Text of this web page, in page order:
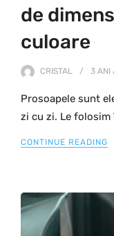
de
culoare
CRISTAL 3 ANI
Prosoapele sunt
zi cu zi. Le folosim
CONTINUE READING